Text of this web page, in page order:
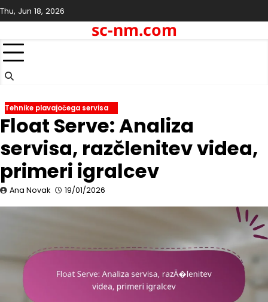
Skip
to
Thu, Jun 18, 2026
sc-nm.com
Tehnike plavajočega servisa
Float Serve: Analiza
servisa, razčlenitev videa,
primeri igralcev
Ana Novak 19/01/2026